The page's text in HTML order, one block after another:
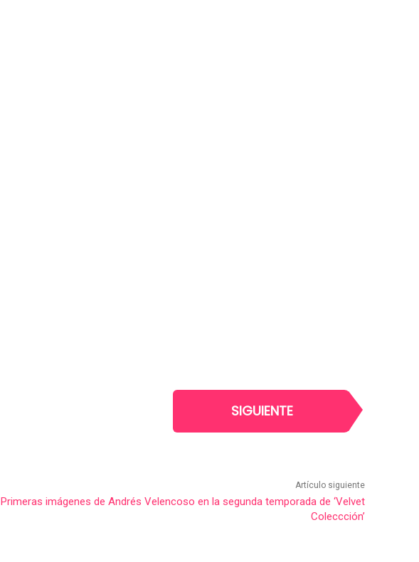
SIGUIENTE
Artículo siguiente
Primeras imágenes de Andrés Velencoso en la segunda temporada de ‘Velvet
Coleccción’